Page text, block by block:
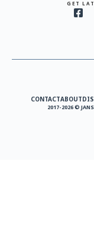
GET
CONTACTABOUT
2017-2026 ©